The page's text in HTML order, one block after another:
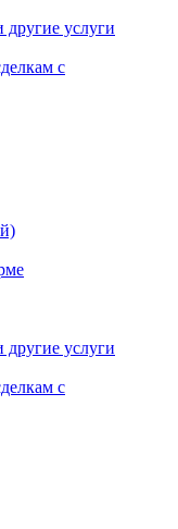
другие услуги
с
другие услуги
с